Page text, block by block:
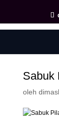
Sabuk
oleh